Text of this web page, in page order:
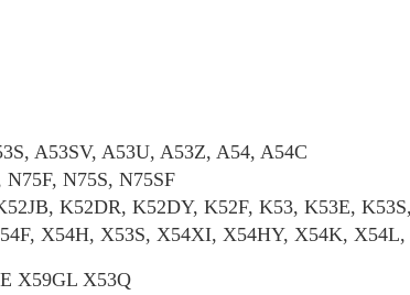
A53SV, A53U, A53Z, A54, A54C
N75S, N75SF
K52DR, K52DY, K52F, K53, K53E,
X54H, X53S, X54XI, X54HY, X54K,
X59GL X53Q